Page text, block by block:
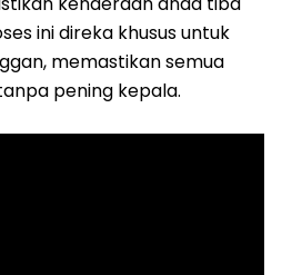
ini direka khusus untuk
memastikan semua
pening kepala.